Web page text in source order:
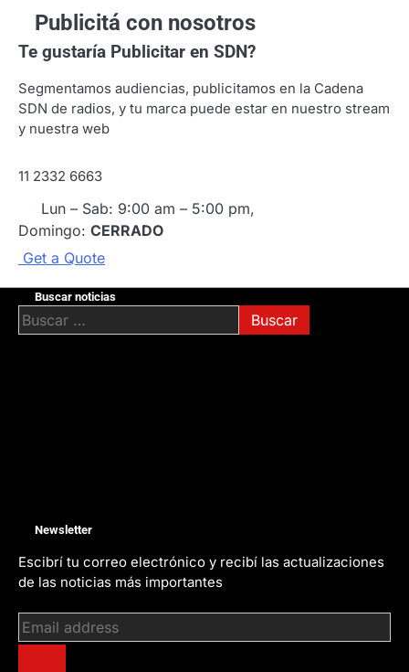
Publicitá con nosotros
Te gustaría Publicitar en SDN?
Segmentamos audiencias, publicitamos en la Cadena
SDN de radios, y tu marca puede estar en nuestro stream
y nuestra web
11 2332 6663
Lun – Sab: 9:00 am – 5:00 pm,
Domingo: CERRADO
Get a Quote
Buscar noticias
Buscar:
Newsletter
Escibrí tu correo electrónico y recibí las actualizaciones
de las noticias más importantes